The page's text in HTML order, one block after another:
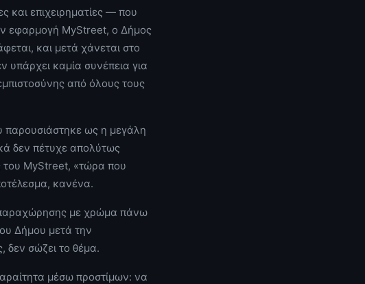
και επιχειρηματίες — που
εφαρμογή MyStreet, ο Δήμος
και μετά χάνεται στο
υπάρχει καμία συνέπεια για
από όλους τους
παρουσιάστηκε ως η μεγάλη
δεν πέτυχε απολύτως
του MyStreet, «τώρα που
κανένα.
παραχώρησης με χρώμα πάνω
Δήμου μετά την
δεν σώζει το θέμα.
μέσω προστίμων: να